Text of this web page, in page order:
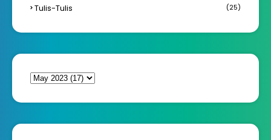
Tulis-Tulis (25)